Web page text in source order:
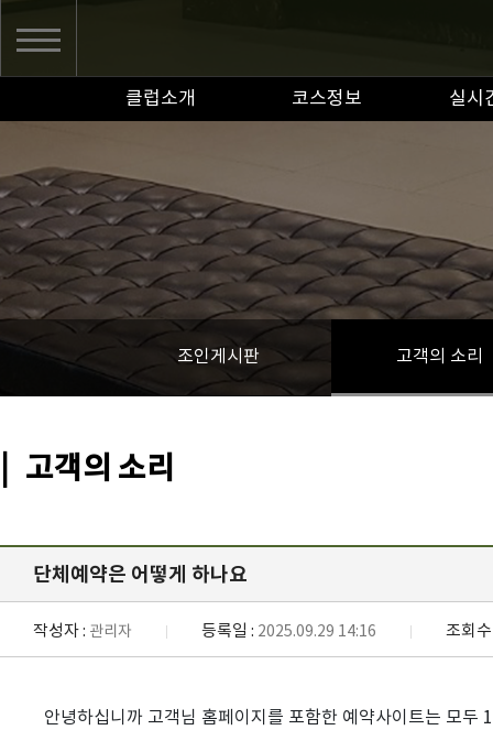
클럽소개 코스정보 실시
조인게시판 고객의 소리
고객의 소리
단체예약은 어떻게 하나요
작성자 : 관리자 등록일 : 2025.09.29 14:16 조회
안녕하십니까 고객님 홈페이지를 포함한 예약사이트는 모두